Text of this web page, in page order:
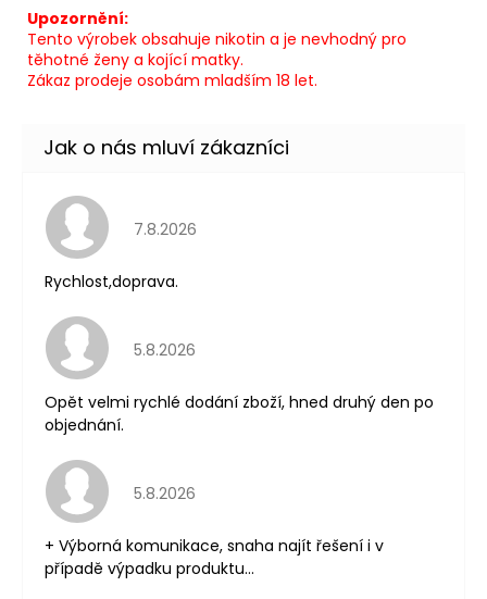
Upozornění:
Tento výrobek obsahuje nikotin a je nevhodný pro
těhotné ženy a kojící matky.
Zákaz prodeje osobám mladším 18 let.
Hodnocení obchodu je 5 z 5 hvězdiček.
7.8.2026
Rychlost,doprava.
Hodnocení obchodu je 5 z 5 hvězdiček.
5.8.2026
Opět velmi rychlé dodání zboží, hned druhý den po
objednání.
Hodnocení obchodu je 5 z 5 hvězdiček.
5.8.2026
+ Výborná komunikace, snaha najít řešení i v
případě výpadku produktu...